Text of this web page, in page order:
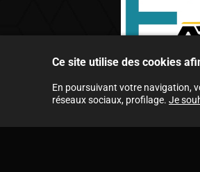
Ce site utilise des cookies
En poursuivant votre navigation,
réseaux sociaux, profilage. Je